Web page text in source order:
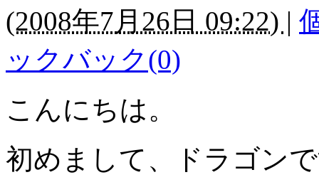
(2008年7月26日 09:22) |
ックバック(0)
こんにちは。
初めまして、ドラゴン